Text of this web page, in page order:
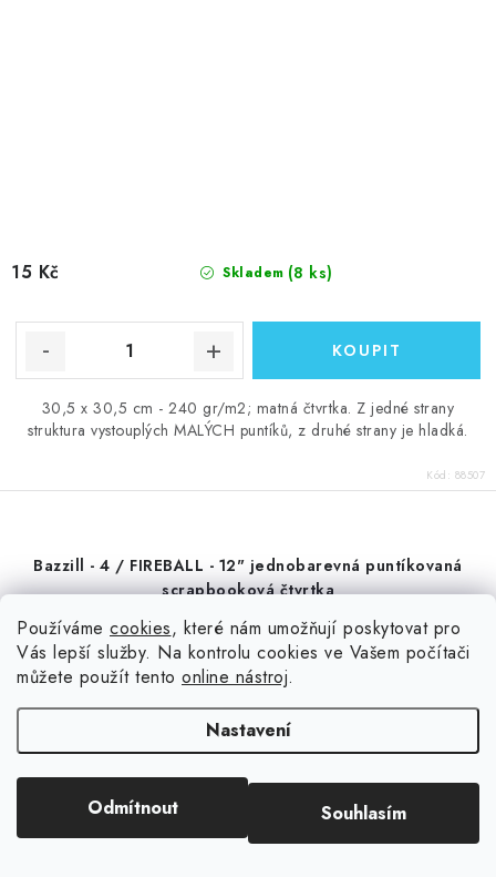
Používáme cookies, které nám umožňují poskytovat pro
Vás lepší služby. Na kontrolu cookies ve Vašem počítači
můžete použít tento online nástroj.
Nastavení
Odmítnout Souhlasím
Skladem (8 ks)
15 Kč
30,5 x 30,5 cm - 240 gr/m2; matná čtvrtka. Z jedné strany
struktura vystouplých MALÝCH puntíků, z druhé strany je hladká.
Kód: 88507
Bazzill - 4 / FIREBALL - 12" jednobarevná puntíkovaná
scrapbooková čtvrtka
Sleva